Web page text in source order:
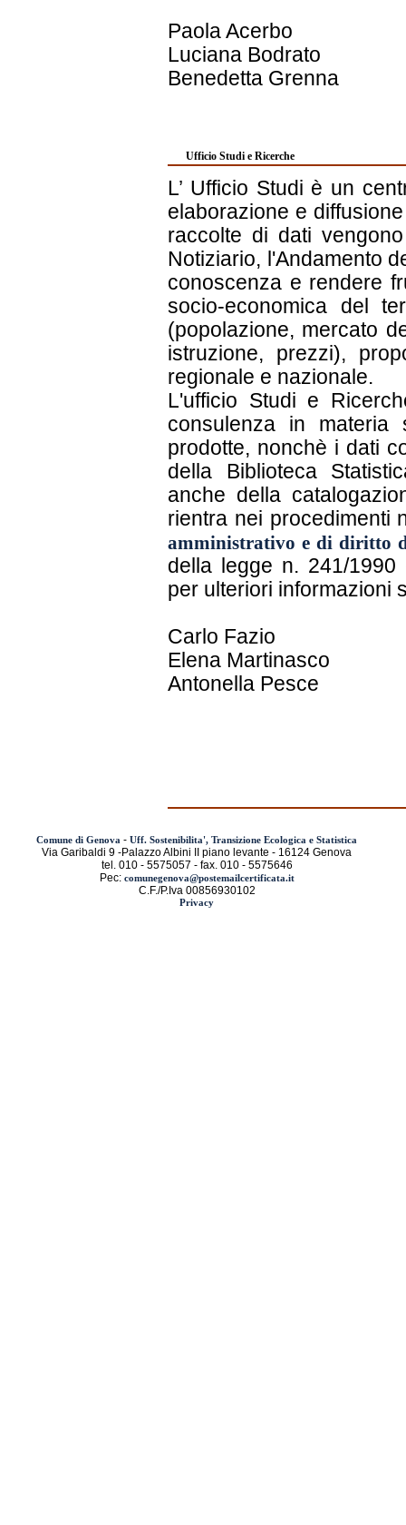
Paola Acerbo
Luciana Bodrato
Benedetta Grenna
Ufficio Studi e Ricerche
L’ Ufficio Studi è un
elaborazione e
raccolte di dati
Notiziario, l'Andamento
conoscenza e rendere
socio-economica del
(popolazione, mercato
istruzione, prezzi),
regionale e nazionale.
L'ufficio Studi e
consulenza in
prodotte, nonchè i dati
della Biblioteca
anche della
rientra nei procedimenti
amministrativo e di diritto
della legge n. 241/
per ulteriori informazioni
Carlo Fazio
Elena Martinasco
Antonella Pesce
Comune di Genova - Uff. Sostenibilita', Transizione Ecologica e Statistica
Via Garibaldi 9 -Palazzo Albini II piano levante - 16124 Genova
tel. 010 - 5575057 - fax. 010 - 5575646
Pec: comunegenova@postemailcertificata.it
C.F./P.Iva 00856930102
Privacy